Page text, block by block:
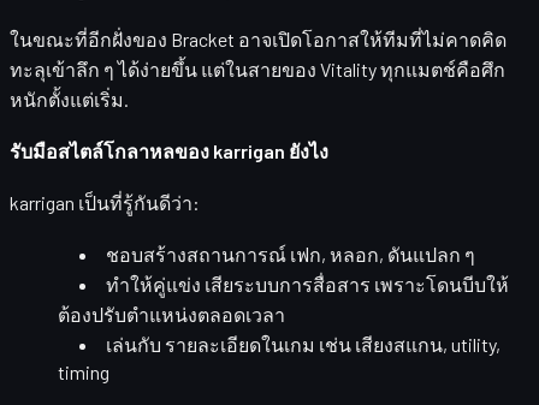
ในขณะที่อีกฝั่งของ Bracket อาจเปิดโอกาสให้ทีมที่ไม่คาดคิด
ทะลุเข้าลึก ๆ ได้ง่ายขึ้น แต่ในสายของ Vitality ทุกแมตช์คือศึก
หนักตั้งแต่เริ่ม.
รับมือสไตล์โกลาหลของ karrigan ยังไง
karrigan เป็นที่รู้กันดีว่า:
ชอบสร้างสถานการณ์ เฟก, หลอก, ดันแปลก ๆ
ทำให้คู่แข่ง เสียระบบการสื่อสาร เพราะโดนบีบให้
ต้องปรับตำแหน่งตลอดเวลา
เล่นกับ รายละเอียดในเกม เช่น เสียงสแกน, utility,
timing